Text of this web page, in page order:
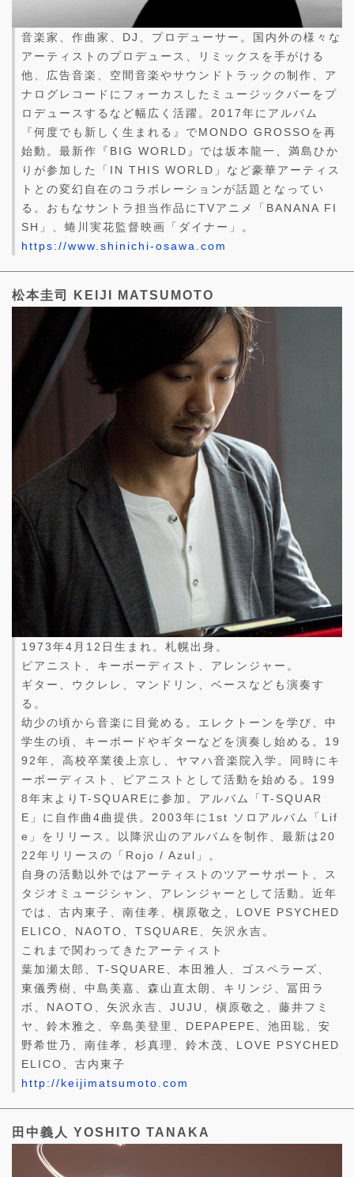
音楽家、作曲家、DJ、プロデューサー。国内外の様々な
アーティストのプロデュース、リミックスを手がける
他、広告音楽、空間音楽やサウンドトラックの制作、ア
ナログレコードにフォーカスしたミュージックバーをプ
ロデュースするなど幅広く活躍。2017年にアルバム
『何度でも新しく生まれる』でMONDO GROSSOを再
始動。最新作『BIG WORLD』では坂本龍一、満島ひか
りが参加した「IN THIS WORLD」など豪華アーティス
トとの変幻自在のコラボレーションが話題となってい
る。おもなサントラ担当作品にTVアニメ「BANANA FI
SH」、蜷川実花監督映画「ダイナー」。
https://www.shinichi-osawa.com
松本圭司 KEIJI MATSUMOTO
1973年4月12日生まれ。札幌出身。
ピアニスト、キーボーディスト、アレンジャー。
ギター、ウクレレ、マンドリン、ベースなども演奏す
る。
幼少の頃から音楽に目覚める。エレクトーンを学び、中
学生の頃、キーボードやギターなどを演奏し始める。19
92年、高校卒業後上京し、ヤマハ音楽院入学。同時にキ
ーボーディスト、ピアニストとして活動を始める。199
8年末よりT-SQUAREに参加。アルバム「T-SQUAR
E」に自作曲4曲提供。2003年に1st ソロアルバム「Lif
e」をリリース。以降沢山のアルバムを制作、最新は20
22年リリースの「Rojo / Azul」。
自身の活動以外ではアーティストのツアーサポート、ス
タジオミュージシャン、アレンジャーとして活動。近年
では、古内東子、南佳孝、槇原敬之、LOVE PSYCHED
ELICO、NAOTO、TSQUARE、矢沢永吉。
これまで関わってきたアーティスト
葉加瀬太郎、T-SQUARE、本田雅人、ゴスペラーズ、
東儀秀樹、中島美嘉、森山直太朗、キリンジ、冨田ラ
ボ、NAOTO、矢沢永吉、JUJU、槇原敬之、藤井フミ
ヤ、鈴木雅之、辛島美登里、DEPAPEPE、池田聡、安
野希世乃、南佳孝、杉真理、鈴木茂、LOVE PSYCHED
ELICO、古内東子
http://keijimatsumoto.com
田中義人 YOSHITO TANAKA